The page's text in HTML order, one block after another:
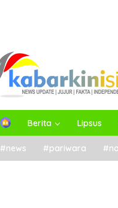
H
e
Berita Lipsus
#news #pariwara